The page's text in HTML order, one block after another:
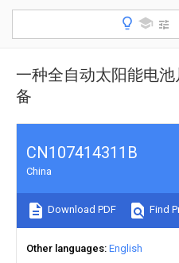
一种全自动太阳能电
备
CN107414311B
China
Download PDF Find
Other languages English